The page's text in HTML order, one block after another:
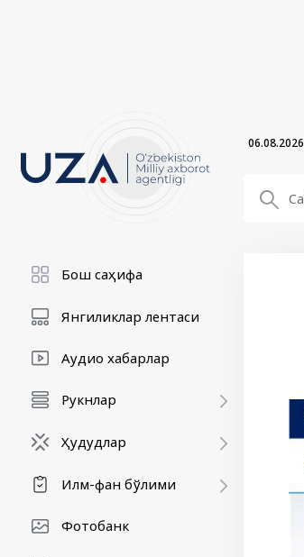
06.08.2026
Бош саҳифа
Янгиликлар лентаси
Аудио хабарлар
Рукнлар
Ҳудудлар
Илм-фан бўлими
Фотобанк